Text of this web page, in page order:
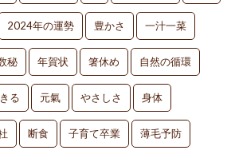
2024年の運勢 豊かさ 一汁一菜
秘 年賀状 箸休め 自然の循環
る 元氣 やさしさ 身体
断食 子育て卒業 薄毛予防